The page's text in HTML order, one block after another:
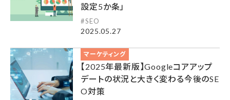
設定5か条」
SEO
2025.05.27
マーケティング
【2025年最新版】Googleコアアップ
デートの状況と大きく変わる今後のSE
O対策